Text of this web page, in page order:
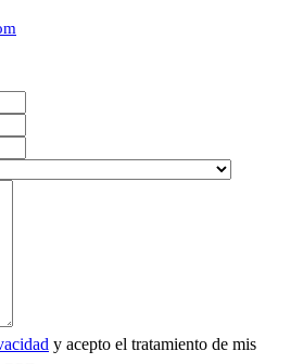
y acepto el tratamiento de mis